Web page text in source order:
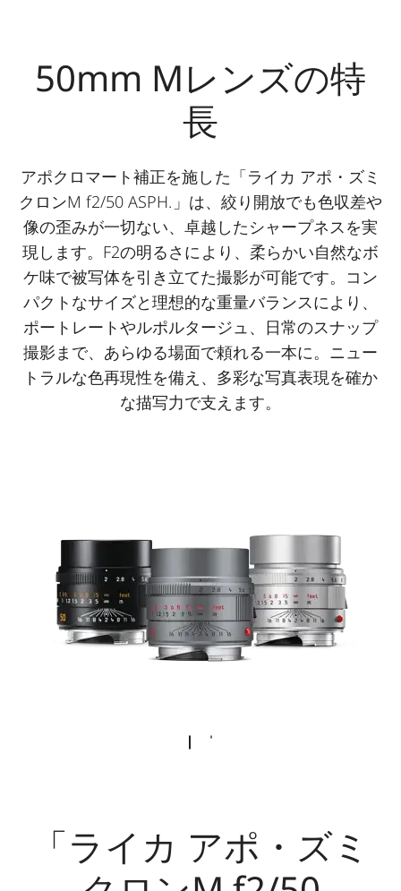
50mm Mレンズの特
長
アポクロマート補正を施した「ライカ アポ・ズミ
クロンM f2/50 ASPH.」は、絞り開放でも色収差や
像の歪みが一切ない、卓越したシャープネスを実
現します。F2の明るさにより、柔らかい自然なボ
ケ味で被写体を引き立てた撮影が可能です。コン
パクトなサイズと理想的な重量バランスにより、
ポートレートやルポルタージュ、日常のスナップ
撮影まで、あらゆる場面で頼れる一本に。ニュー
トラルな色再現性を備え、多彩な写真表現を確か
な描写力で支えます。
「ライカ アポ・ズミ